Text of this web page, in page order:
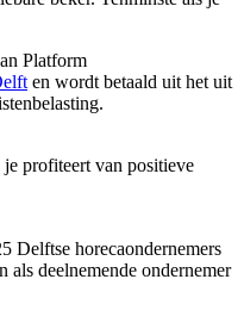
Platform
en wordt betaald uit het uit
je profiteert van positieve
Delftse horecaondernemers
als deelnemende ondernemer